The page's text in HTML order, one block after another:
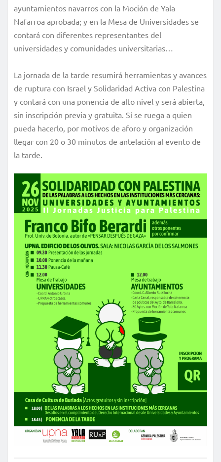
ayuntamientos navarros con la Moción de Yala
Nafarroa aprobada; y en la Mesa de Universidades se
contará con diferentes representantes del
universidades y comunidades universitarias…
La jornada de la tarde resumirá herramientas y avances
de ruptura con Israel y Solidaridad Activa con Palestina
y contará con una ponencia de alto nivel y será abierta,
sin inscripción previa y gratuita. Sí se ruega a quien
pueda hacerlo, por motivos de aforo y organización
llegar con 20 o 30 minutos de antelación al evento de
la tarde.